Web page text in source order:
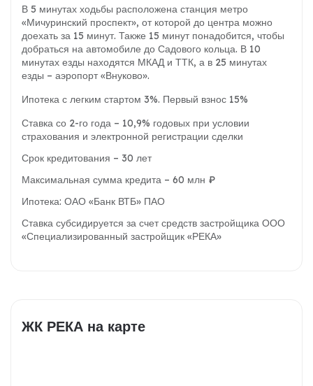
В 5 минутах ходьбы расположена станция метро
«Мичуринский проспект», от которой до центра можно
доехать за 15 минут. Также 15 минут понадобится, чтобы
добраться на автомобиле до Садового кольца. В 10
минутах езды находятся МКАД и ТТК, а в 25 минутах
езды – аэропорт «Внуково».
Ипотека с легким стартом 3%. Первый взнос 15%
Ставка со 2-го года – 10,9% годовых при условии
страхования и электронной регистрации сделки
Срок кредитования – 30 лет
Максимальная сумма кредита – 60 млн ₽
Ипотека: ОАО «Банк ВТБ» ПАО
Ставка субсидируется за счет средств застройщика ООО
«Специализированный застройщик «РЕКА»
ЖК РЕКА на карте